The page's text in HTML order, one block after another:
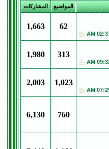
المواضيع المشاركات
02:37
62
1,663
09:32
313
1,980
07:25
1,023
2,003
760
6,130